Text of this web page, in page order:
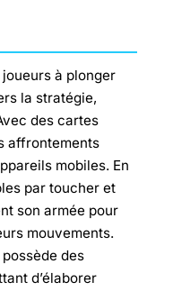
à plonger
la stratégie,
des cartes
affrontements
mobiles. En
par toucher et
son armée pour
mouvements.
des
d’élaborer